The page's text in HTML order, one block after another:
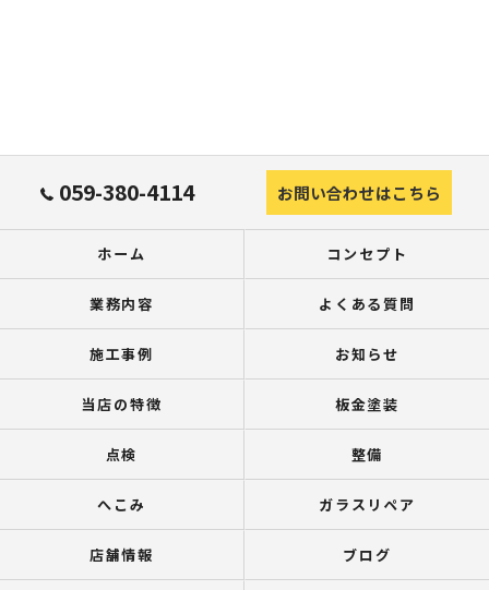
059-380-4114 お問い合わせはこちら
ホーム コンセプト
業務内容 よくある質問
施工事例 お知らせ
当店の特徴 板金塗装
点検 整備
へこみ ガラスリペア
店舗情報 ブログ